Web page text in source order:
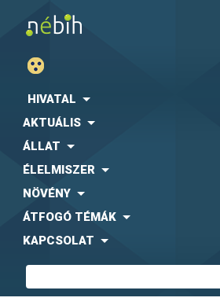
HIVATAL
AKTUÁLIS
ÁLLAT
ÉLELMISZER
NÖVÉNY
ÁTFOGÓ TÉMÁK
KAPCSOLAT